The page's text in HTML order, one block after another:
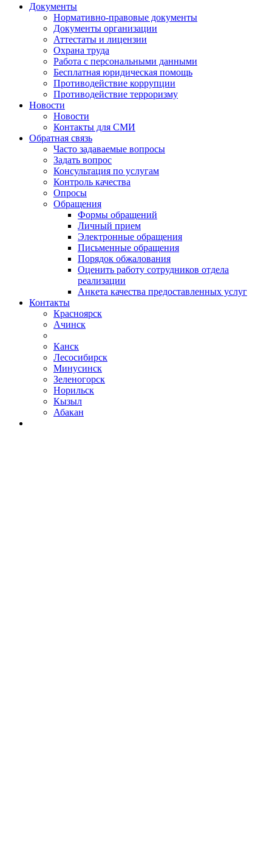
Документы
Нормативно-правовые документы
Документы организации
Аттестаты и лицензии
Охрана труда
Работа с персональными данными
Бесплатная юридическая помощь
Противодействие коррупции
Противодействие терроризму
Новости
Новости
Контакты для СМИ
Обратная связь
Часто задаваемые вопросы
Задать вопрос
Консультация по услугам
Контроль качества
Опросы
Обращения
Формы обращений
Личный прием
Электронные обращения
Письменные обращения
Порядок обжалования
Оценить работу сотрудников отдела
реализации
Анкета качества предоставленных услуг
Контакты
Красноярск
Ачинск
Канск
Лесосибирск
Минусинск
Зеленогорск
Норильск
Кызыл
Абакан